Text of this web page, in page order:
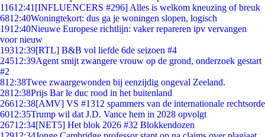
11612:41 [INFLUENCERS #296] Alles is welkom kneuzing of breuk
6812:40Woningtekort: dus ga je woningen slopen, logisch
1912:40Nieuwe Europese richtlijn: vaker repareren ipv vervangen
voor nieuw
19312:39[RTL] B&B vol liefde 6de seizoen #4
24512:39Agent smijt zwangere vrouw op de grond, onderzoek gestart
#2
812:38Twee zwaargewonden bij eenzijdig ongeval Zeeland.
2812:38Prijs Bar le duc rood in het buitenland
26612:38[AMV] VS #1312 spammers van de internationale rechtsorde
6012:35Trump wil dat J.D. Vance hem in 2028 opvolgt
26712:34[NET5] Het blok 2026 #32 Blokkendozen